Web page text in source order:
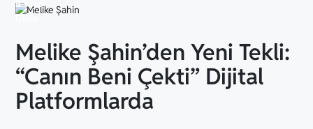
Melike Şahin’den Yeni Tekli:
“Canın Beni Çekti” Dijital
Platformlarda